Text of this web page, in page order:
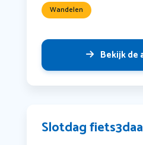
Wandelen
Bekijk
Slotdag